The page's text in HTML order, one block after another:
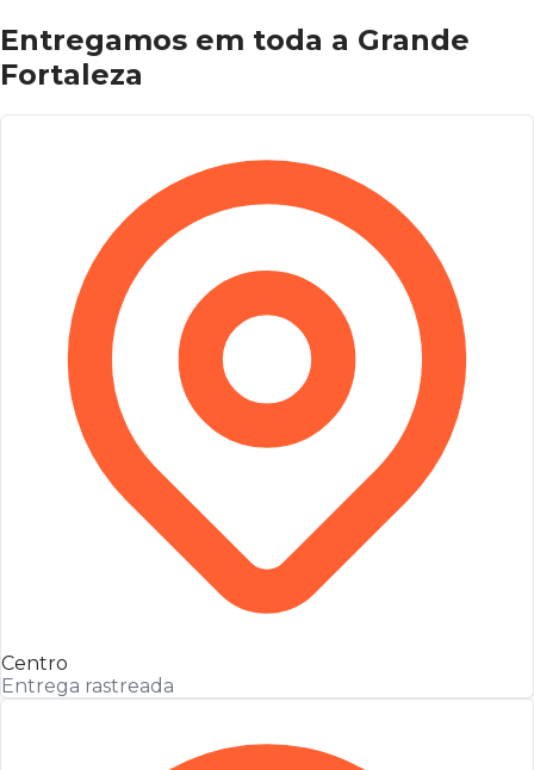
Entregamos em toda a Grande
Fortaleza
Centro
Entrega rastreada